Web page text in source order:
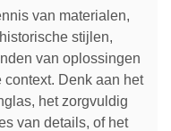
van materialen,
stijlen,
van oplossingen
Denk aan het
het zorgvuldig
van details, of het